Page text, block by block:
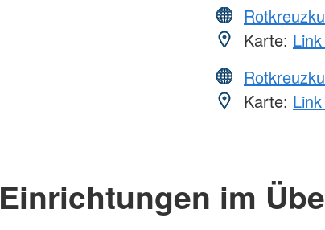
Karte:
Karte:
Einrichtungen im